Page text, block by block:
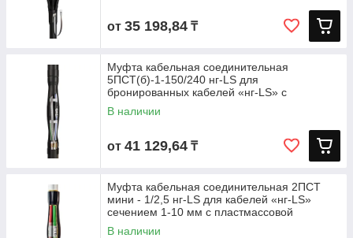
от 35 198,84 ₸
Муфта кабельная соединительная
5ПСТ(б)-1-150/240 нг-LS для
бронированных кабелей «нг-LS» с
пластмассовой
В наличии
от 41 129,64 ₸
Муфта кабельная соединительная 2ПСТ
мини - 1/2,5 нг-LS для кабелей «нг-LS»
сечением 1-10 мм с пластмассовой
В наличии